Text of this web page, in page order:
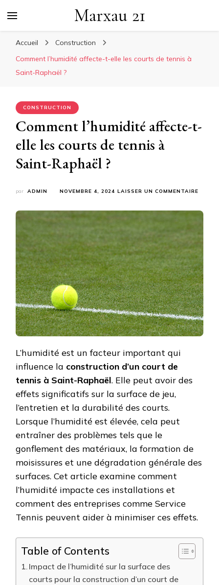
Marxau 21
Accueil
Construction
Comment l’humidité affecte-t-elle les courts de tennis à
Saint-Raphaël ?
CONSTRUCTION
Comment l’humidité affecte-t-
elle les courts de tennis à
Saint-Raphaël ?
par ADMIN NOVEMBRE 4, 2024 LAISSER UN COMMENTAIRE
ELLE
DE
À
SAINT-
?
L’humidité est un facteur important qui
influence la construction d’un court de
tennis à Saint-Raphaël. Elle peut avoir des
effets significatifs sur la surface de jeu,
l’entretien et la durabilité des courts.
Lorsque l’humidité est élevée, cela peut
entraîner des problèmes tels que le
gonflement des matériaux, la formation de
moisissures et une dégradation générale des
surfaces. Cet article examine comment
l’humidité impacte ces installations et
comment des entreprises comme Service
Tennis peuvent aider à minimiser ces effets.
Table of Contents
Impact de l’humidité sur la surface des
courts pour la construction d’un court de